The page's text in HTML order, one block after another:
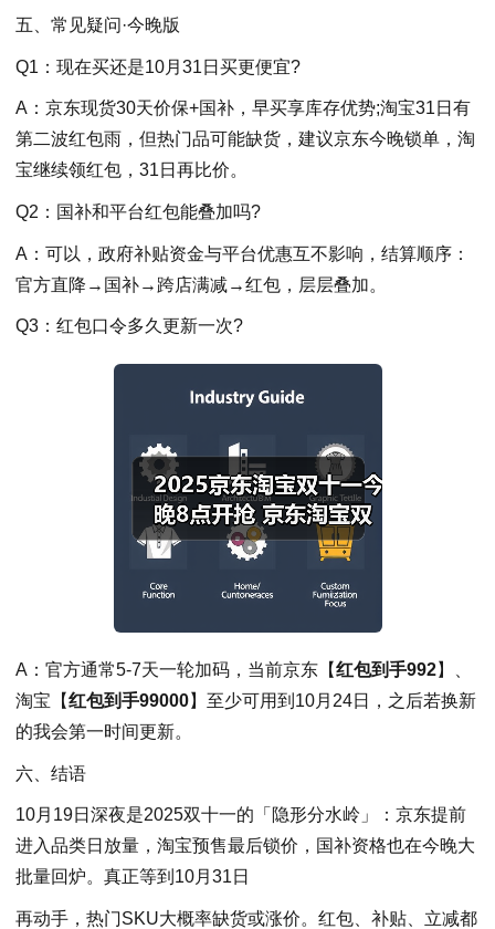
五、常见疑问·今晚版
Q1：现在买还是10月31日买更便宜?
A：京东现货30天价保+国补，早买享库存优势;淘宝31日有
第二波红包雨，但热门品可能缺货，建议京东今晚锁单，淘
宝继续领红包，31日再比价。
Q2：国补和平台红包能叠加吗?
A：可以，政府补贴资金与平台优惠互不影响，结算顺序：
官方直降→国补→跨店满减→红包，层层叠加。
Q3：红包口令多久更新一次?
A：官方通常5-7天一轮加码，当前京东【红包到手992】、
淘宝【红包到手99000】至少可用到10月24日，之后若换新
的我会第一时间更新。
六、结语
10月19日深夜是2025双十一的「隐形分水岭」：京东提前
进入品类日放量，淘宝预售最后锁价，国补资格也在今晚大
批量回炉。真正等到10月31日
再动手，热门SKU大概率缺货或涨价。红包、补贴、立减都